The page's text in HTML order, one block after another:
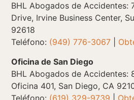
BHL Abogados de Accidentes:
Drive, Irvine Business Center,
92618
Teléfono: (949) 776-3067
Oficina de San Diego
BHL Abogados de Accidentes:
Oficina 401, San Diego, CA
Teléfono: (619) 329-9739